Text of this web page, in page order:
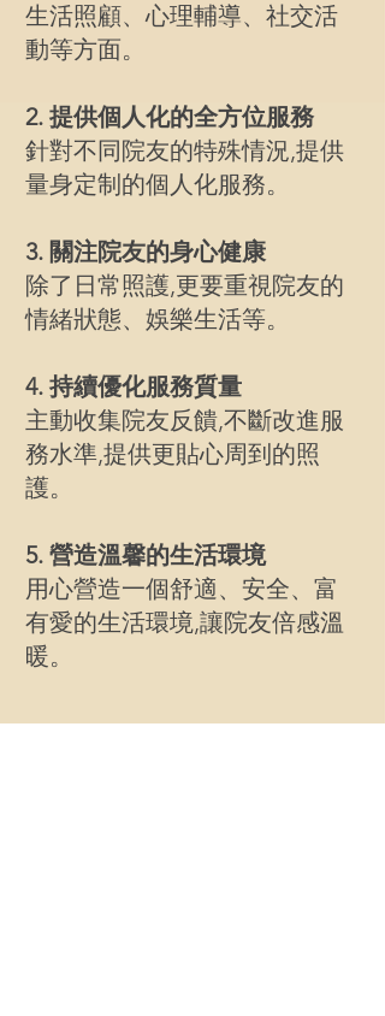
生活照顧、心理輔導、社交活
動等方面。
2. 提供個人化的全方位服務
針對不同院友的特殊情況,提供
量身定制的個人化服務。
3. 關注院友的身心健康
除了日常照護,更要重視院友的
情緒狀態、娛樂生活等。
4. 持續優化服務質量
主動收集院友反饋,不斷改進服
務水準,提供更貼心周到的照
護。
5. 營造溫馨的生活環境
用心營造一個舒適、安全、富
有愛的生活環境,讓院友倍感溫
暖。